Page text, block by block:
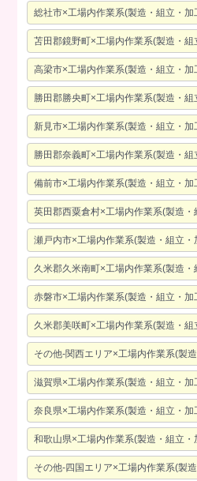
総社市×工場内作業系(製造・組立・加
苫田郡鏡野町×工場内作業系(製造・組
高梁市×工場内作業系(製造・組立・加
勝田郡勝央町×工場内作業系(製造・組
新見市×工場内作業系(製造・組立・加
勝田郡奈義町×工場内作業系(製造・組
備前市×工場内作業系(製造・組立・加
英田郡西粟倉村×工場内作業系(製造・
瀬戸内市×工場内作業系(製造・組立・
久米郡久米南町×工場内作業系(製造・
赤磐市×工場内作業系(製造・組立・加
久米郡美咲町×工場内作業系(製造・組
その他-関西エリア×工場内作業系(製
滋賀県×工場内作業系(製造・組立・加
奈良県×工場内作業系(製造・組立・加
和歌山県×工場内作業系(製造・組立・
その他-四国エリア×工場内作業系(製